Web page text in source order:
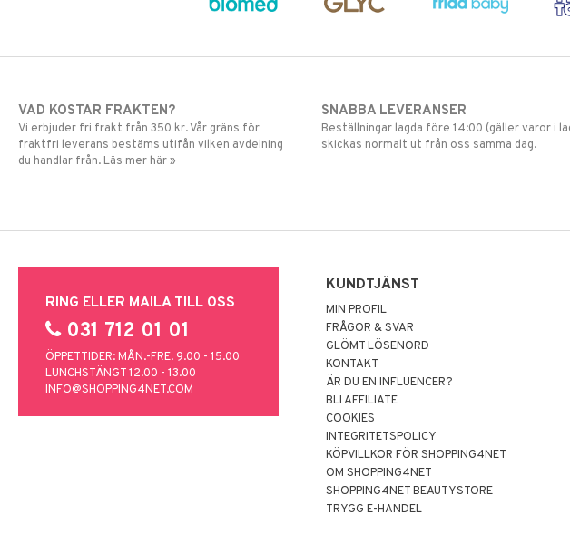
VAD KOSTAR FRAKTEN?
Vi erbjuder fri frakt från 350 kr. Vår gräns för
fraktfri leverans bestäms utifån vilken avdelning
du handlar från. Läs mer här »
SNABBA LEVERANSER
Beställningar lagda före 14:00 (gäller varor i
skickas normalt ut från oss samma dag.
RING ELLER MAILA TILL OSS
031 712 01 01
ÖPPETTIDER: MÅN.-FRE. 9.00 - 15.00
LUNCHSTÄNGT 12.00 - 13.00
INFO@SHOPPING4NET.COM
KUNDTJÄNST
MIN PROFIL
FRÅGOR & SVAR
GLÖMT LÖSENORD
KONTAKT
ÄR DU EN INFLUENCER?
BLI AFFILIATE
COOKIES
INTEGRITETSPOLICY
KÖPVILLKOR FÖR SHOPPING4NET
OM SHOPPING4NET
SHOPPING4NET BEAUTYSTORE
TRYGG E-HANDEL